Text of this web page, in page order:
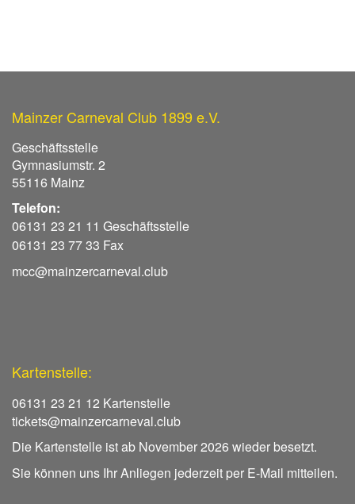
Mainzer Carneval Club 1899 e.V.
Geschäftsstelle
Gymnasiumstr. 2
55116 Mainz
Telefon:
06131 23 21 11 Geschäftsstelle
06131 23 77 33 Fax
mcc@mainzercarneval.club
Kartenstelle:
06131 23 21 12 Kartenstelle
tickets@mainzercarneval.club
Die Kartenstelle ist ab November 2026 wieder besetzt.
Sie können uns Ihr Anliegen jederzeit per E-Mail mitteilen.